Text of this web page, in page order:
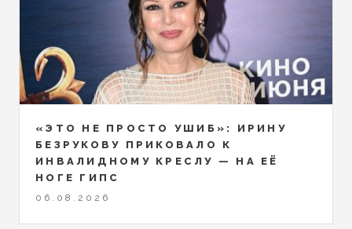
«ЭТО НЕ ПРОСТО УШИБ»: ИРИНУ
БЕЗРУКОВУ ПРИКОВАЛО К
ИНВАЛИДНОМУ КРЕСЛУ — НА ЕЁ
НОГЕ ГИПС
06.08.2026